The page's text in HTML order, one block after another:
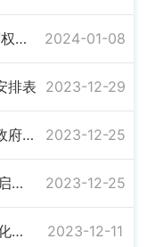
岳阳首本！汨罗市颁发农村土地经营权不动产权证书 2024-01-08
排表 2023-12-29
汨罗市行政审批服务局2023年法治政府建设年度工作报告 2023-12-25
医保业务“一窗”通办！汨罗市医保局启动综窗经办模式 2023-12-25
汨罗：推进“清廉大厅”建设，持续优化营商环境 2023-12-11